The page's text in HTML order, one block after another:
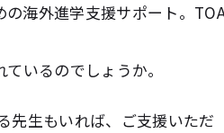
の海外進学支援サポート。
ているのでしょうか。
先生もいれば、ご支援いただ